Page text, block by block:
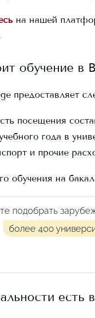
на нашей
обучение в
предоставляет
посещения
года в
и прочие
обучения на
подобрать
более 400
есть в